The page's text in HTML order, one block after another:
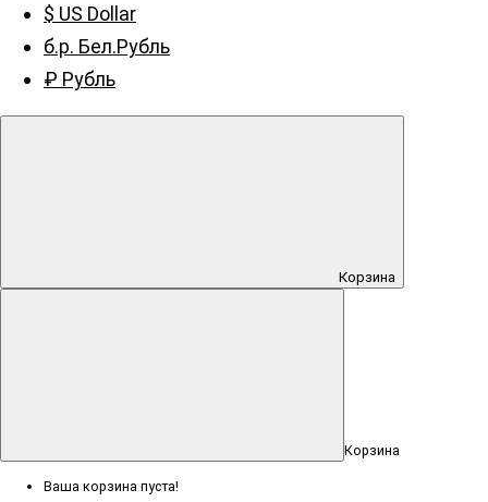
$ US Dollar
б.р. Бел.Рубль
₽ Рубль
Корзина
Корзина
Ваша корзина пуста!